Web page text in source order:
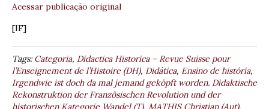
Acessar publicação original
[IF]
Tags:Categoria, Didactica Historica – Revue Suisse pour
l’Enseignement de l’Histoire (DH), Didática, Ensino de história,
Irgendwie ist doch da mal jemand geköpft worden. Didaktische
Rekonstruktion der Französischen Revolution und der
historischen Kategorie Wandel (T), MATHIS Christian (Aut),